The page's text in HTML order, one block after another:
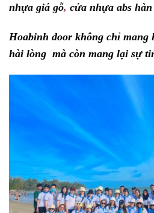
nhựa giả gỗ, cửa nhựa abs hàn
Hoabinh door không chỉ mang
hài lòng mà còn mang lại sự